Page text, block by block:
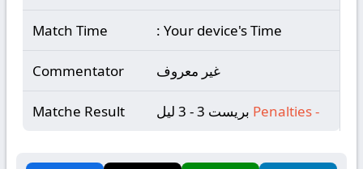
Match Time : Your device's Time
Commentator غير معروف
Matche Result Penalties-